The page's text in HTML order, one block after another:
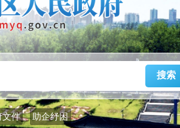
文件 助企纾困